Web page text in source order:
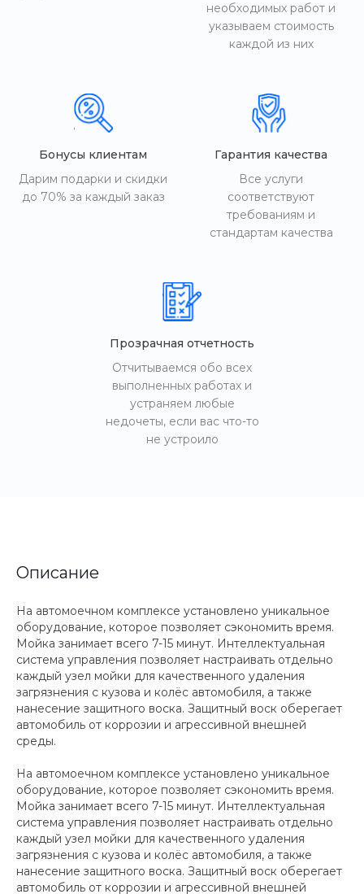
необходимых работ и
указываем стоимость
каждой из них
Бонусы клиентам
Дарим подарки и скидки
до 70% за каждый заказ
Гарантия качества
Все услуги
соответствуют
требованиям и
стандартам качества
Прозрачная отчетность
Отчитываемся обо всех
выполненных работах и
устраняем любые
недочеты, если вас что-то
не устроило
Описание
На автомоечном комплексе установлено уникальное
оборудование, которое позволяет сэкономить время.
Мойка занимает всего 7-15 минут. Интеллектуальная
система управления позволяет настраивать отдельно
каждый узел мойки для качественного удаления
загрязнения с кузова и колёс автомобиля, а также
нанесение защитного воска. Защитный воск оберегает
автомобиль от коррозии и агрессивной внешней
среды.
На автомоечном комплексе установлено уникальное
оборудование, которое позволяет сэкономить время.
Мойка занимает всего 7-15 минут. Интеллектуальная
система управления позволяет настраивать отдельно
каждый узел мойки для качественного удаления
загрязнения с кузова и колёс автомобиля, а также
нанесение защитного воска. Защитный воск оберегает
автомобиль от коррозии и агрессивной внешней